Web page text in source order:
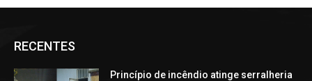
RECENTES
Princípio de incêndio atinge serralheria